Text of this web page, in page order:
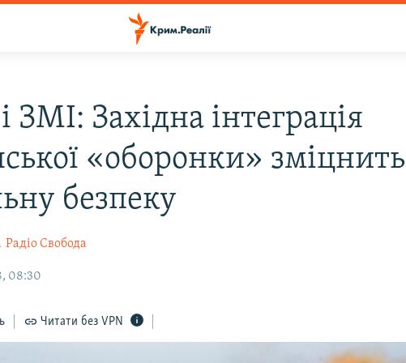
ЗМІ: Західна інтеграція
«оборонки» зміцнить
безпеку
Радіо Свобода
08:30
Читати без VPN